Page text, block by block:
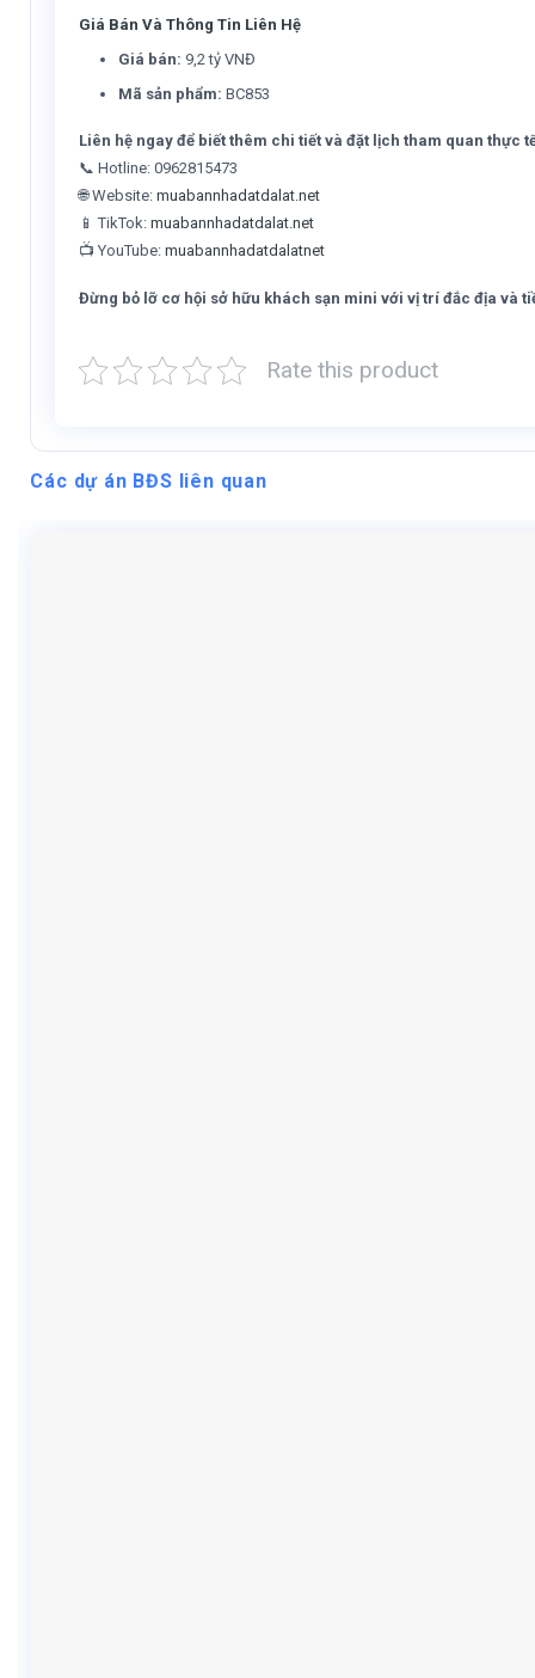
Giá Bán Và Thông Tin Liên Hệ
Giá bán: 9,2 tỷ VNĐ
Mã sản phẩm: BC853
Liên hệ ngay để biết thêm chi tiết và đặt lịch tham quan thực
📞 Hotline: 0962815473
🌐 Website:muabannhadatdalat.net
📱 TikTok:muabannhadatdalat.net
📺 YouTube:muabannhadatdalatnet
Đừng bỏ lỡ cơ hội sở hữu khách sạn mini với vị trí đắc địa và
Rate this product
Các dự án BĐS liên quan